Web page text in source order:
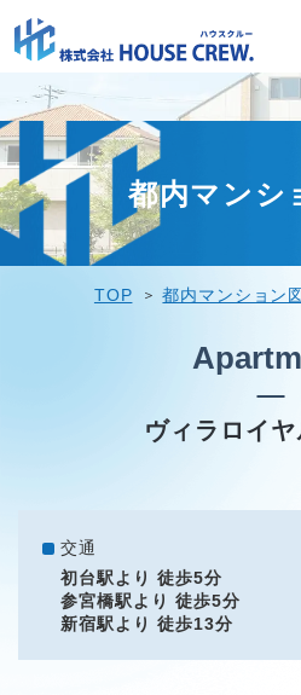
都内マンシ
TOP 都内マンション
ヴィラロイ
交通
初台駅より 徒歩5分
参宮橋駅より 徒歩5分
新宿駅より 徒歩13分